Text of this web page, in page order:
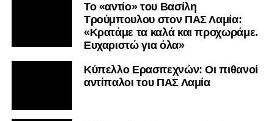
Το «αντίο» του Βασίλη
Τρούμπουλου στον ΠΑΣ Λαμία:
«Κρατάμε τα καλά και προχωράμε.
Ευχαριστώ για όλα»
Κύπελλο Ερασιτεχνών: Οι πιθανοί
αντίπαλοι του ΠΑΣ Λαμία